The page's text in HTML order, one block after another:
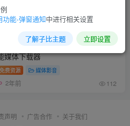
免费资源
2年前
Hitomi Downloader v4.0 Windows多功
媒体下载器
免费资源 媒体影音
2年前 112
声明 广告合作 关于我们
功能-弹窗通知中进行相关设置
了解子比主题 立即设置